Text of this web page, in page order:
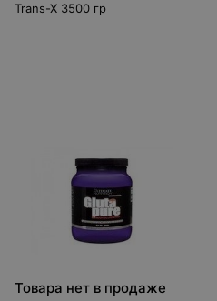
Trans-X 3500 гр
Товара нет в продаже